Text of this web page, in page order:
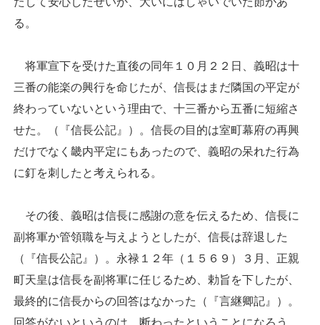
る。
将軍宣下を受けた直後の同年１０月２２日、義昭は十
三番の能楽の興行を命じたが、信長はまだ隣国の平定が
終わっていないという理由で、十三番から五番に短縮さ
せた。（『信長公記』）。信長の目的は室町幕府の再興
だけでなく畿内平定にもあったので、義昭の呆れた行為
に釘を刺したと考えられる。
その後、義昭は信長に感謝の意を伝えるため、信長に
副将軍か管領職を与えようとしたが、信長は辞退した
（『信長公記』）。永禄１２年（１５６９）３月、正親
町天皇は信長を副将軍に任じるため、勅旨を下したが、
最終的に信長からの回答はなかった（『言継卿記』）。